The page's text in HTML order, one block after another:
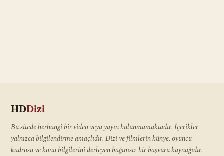
HDDizi
Bu sitede herhangi bir video veya yayın bulunmamaktadır. İçerikler
yalnızca bilgilendirme amaçlıdır. Dizi ve filmlerin künye, oyuncu
kadrosu ve konu bilgilerini derleyen bağımsız bir başvuru kaynağıdır.